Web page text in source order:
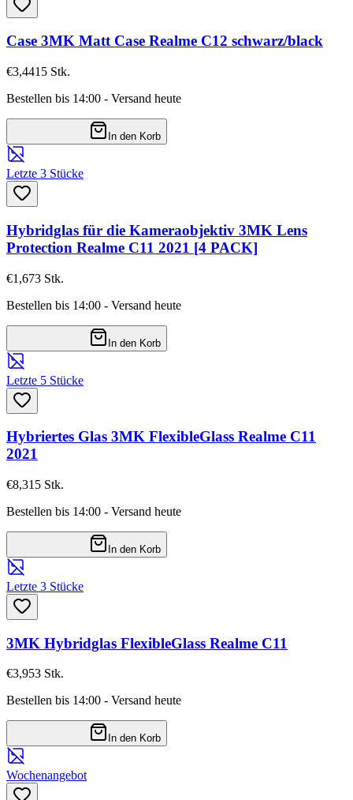
Case 3MK Matt Case Realme C12 schwarz/black
€3,4415 Stk.
Bestellen bis 14:00 - Versand heute
In den Korb
Letzte 3 Stücke
Hybridglas für die Kameraobjektiv 3MK Lens
Protection Realme C11 2021 [4 PACK]
€1,673 Stk.
Bestellen bis 14:00 - Versand heute
In den Korb
Letzte 5 Stücke
Hybriertes Glas 3MK FlexibleGlass Realme C11
2021
€8,31 5 Stk.
Bestellen bis 14:00 - Versand heute
In den Korb
Letzte 3 Stücke
3MK Hybridglas FlexibleGlass Realme C11
€3,953 Stk.
Bestellen bis 14:00 - Versand heute
In den Korb
Wochenangebot